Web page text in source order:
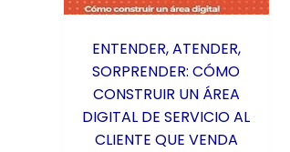
ENTENDER, ATENDER,
SORPRENDER: CÓMO
CONSTRUIR UN ÁREA
DIGITAL DE SERVICIO AL
CLIENTE QUE VENDA